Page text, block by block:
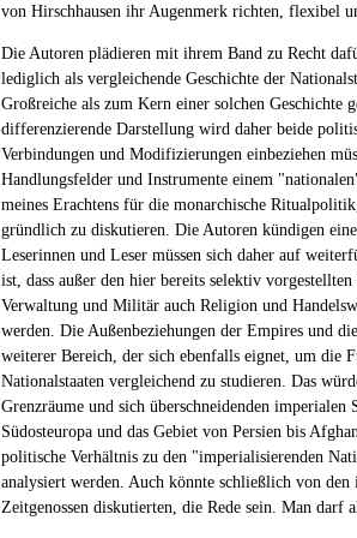
von Hirschhausen ihr Augenmerk richten, flexibel
Die Autoren plädieren mit ihrem Band zu Recht
lediglich als vergleichende Geschichte der
Großreiche als zum Kern einer solchen Geschichte
differenzierende Darstellung wird daher beide
Verbindungen und Modifizierungen einbeziehen
Handlungsfelder und Instrumente einem
meines Erachtens für die monarchische
gründlich zu diskutieren. Die Autoren kündigen
Leserinnen und Leser müssen sich daher auf
ist, dass außer den hier bereits selektiv
Verwaltung und Militär auch Religion und
werden. Die Außenbeziehungen der Empires und
weiterer Bereich, der sich ebenfalls eignet, um die
Nationalstaaten vergleichend zu studieren. Das
Grenzräume und sich überschneidenden imperialen
Südosteuropa und das Gebiet von Persien bis
politische Verhältnis zu den "imperialisierenden
analysiert werden. Auch könnte schließlich von
Zeitgenossen diskutierten, die Rede sein. Man darf